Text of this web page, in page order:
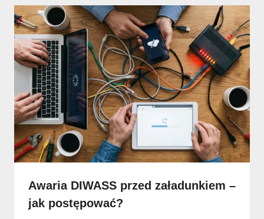
Awaria DIWASS przed załadunkiem –
jak postępować?